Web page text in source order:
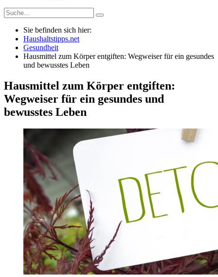
Sie befinden sich hier:
Haushaltstipps.net
Gesundheit
Hausmittel zum Körper entgiften: Wegweiser für ein gesundes
und bewusstes Leben
Hausmittel zum Körper entgiften:
Wegweiser für ein gesundes und
bewusstes Leben